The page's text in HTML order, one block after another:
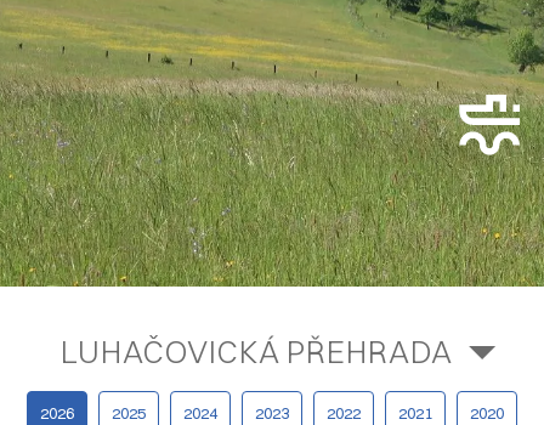
LUHAČOVICKÁ PŘEHRADA
2026 2025 2024 2023 2022 2021 2020